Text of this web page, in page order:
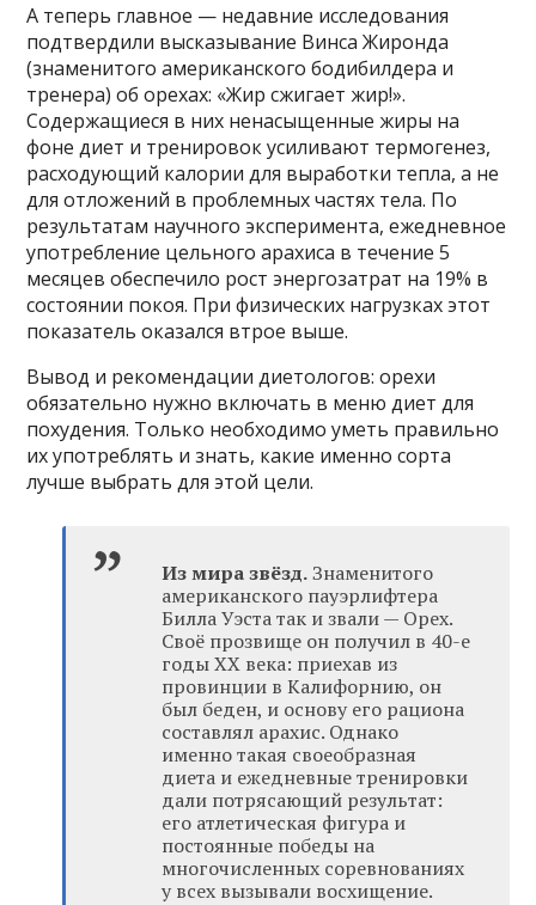
А теперь главное — недавние исследования
подтвердили высказывание Винса Жиронда
(знаменитого американского бодибилдера и
тренера) об орехах: «Жир сжигает жир!».
Содержащиеся в них ненасыщенные жиры на
фоне диет и тренировок усиливают термогенез,
расходующий калории для выработки тепла, а не
для отложений в проблемных частях тела. По
результатам научного эксперимента, ежедневное
употребление цельного арахиса в течение 5
месяцев обеспечило рост энергозатрат на 19% в
состоянии покоя. При физических нагрузках этот
показатель оказался втрое выше.
Вывод и рекомендации диетологов: орехи
обязательно нужно включать в меню диет для
похудения. Только необходимо уметь правильно
их употреблять и знать, какие именно сорта
лучше выбрать для этой цели.
Из мира звёзд.Знаменитого
американского пауэрлифтера
Билла Уэста так и звали — Орех.
Своё прозвище он получил в 40-е
годы XX века: приехав из
провинции в Калифорнию, он
был беден, и основу его рациона
составлял арахис. Однако
именно такая своеобразная
диета и ежедневные тренировки
дали потрясающий результат:
его атлетическая фигура и
постоянные победы на
многочисленных соревнованиях
у всех вызывали восхищение.